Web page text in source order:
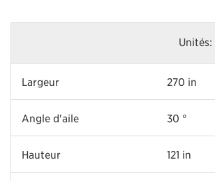
Unités:
Largeur 270 in
Angle d'aile 30 °
Hauteur 121 in